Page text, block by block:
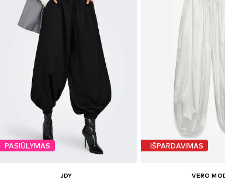
PASIŪLYMAS
JDY
IŠPARDAVIMAS
VERO